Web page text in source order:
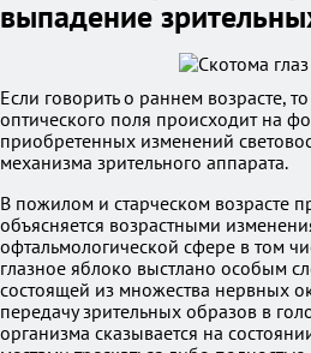
выпадение
Если говорить о раннем возрасте,
оптического поля происходит на
приобретенных изменений
механизма зрительного аппарата.
В пожилом и старческом возрасте
объясняется возрастными
офтальмологической сфере в том
глазное яблоко выстлано особым
состоящей из множества нервных
передачу зрительных образов в
организма сказывается на